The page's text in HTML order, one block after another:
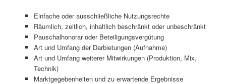
Einfache oder ausschließliche Nutzungsrechte
Räumlich, zeitlich, inhaltlich beschränkt oder unbeschränkt
Pauschalhonorar oder Beteiligungsvergütung
Art und Umfang der Darbietungen (Aufnahme)
Art und Umfang weiterer Mitwirkungen (Produktion, Mix,
Technik)
Marktgegebenheiten und zu erwartende Ergebnisse